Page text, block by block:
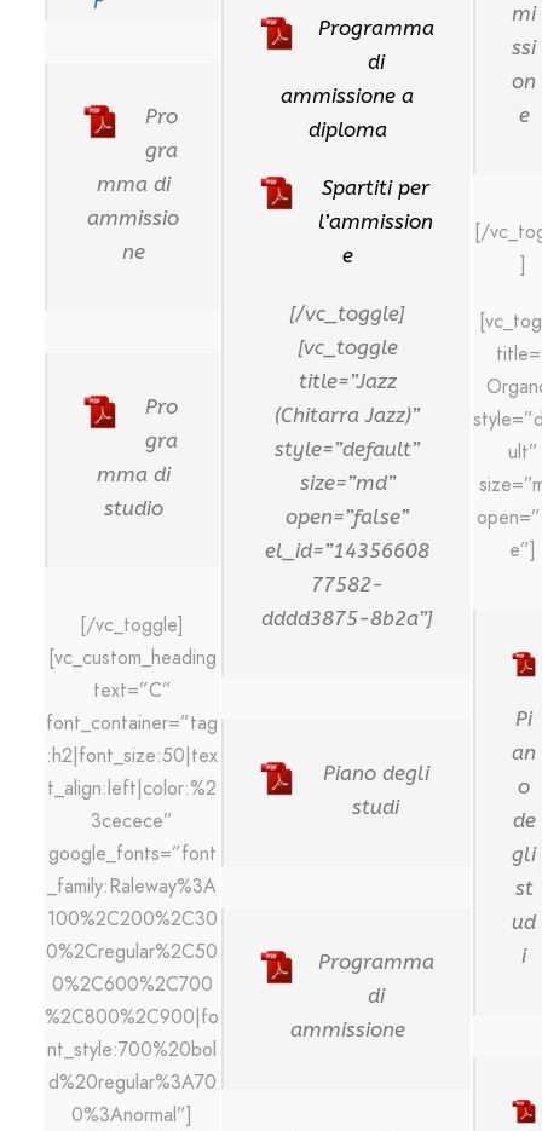
Pro
gra
mma di
ammissio
ne
Pro
gra
mma di
studio
[/vc_toggle]
[vc_custom_heading
text=”C”
font_container=”tag
:h2|font_size:50|tex
t_align:left|color:%2
3cecece”
google_fonts=”font
_family:Raleway%3A
100%2C200%2C30
0%2Cregular%2C50
0%2C600%2C700
%2C800%2C900|fo
nt_style:700%20bol
d%20regular%3A70
0%3Anormal”]
Programma
di
ammissione a
diploma
Spartiti per
l’ammission
e
[/vc_toggle]
[vc_toggle
title=”Jazz
(Chitarra Jazz)”
style=”default”
size=”md”
open=”false”
el_id=”14356608
77582-
dddd3875-8b2a”]
Piano degli
studi
Programma
di
ammissione
mi
ssi
on
e
[/
]
ult”
e”]
Pi
an
o
de
gli
st
ud
i